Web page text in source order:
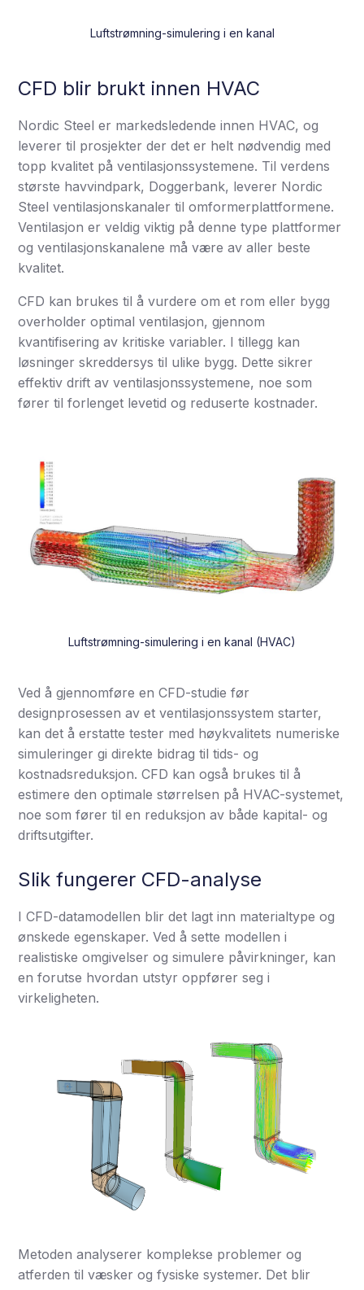
Luftstrømning-simulering i en kanal
CFD blir brukt innen HVAC
Nordic Steel er markedsledende innen HVAC, og
leverer til prosjekter der det er helt nødvendig med
topp kvalitet på ventilasjonssystemene. Til verdens
største havvindpark, Doggerbank, leverer Nordic
Steel ventilasjonskanaler til omformerplattformene.
Ventilasjon er veldig viktig på denne type plattformer
og ventilasjonskanalene må være av aller beste
kvalitet.
CFD kan brukes til å vurdere om et rom eller bygg
overholder optimal ventilasjon, gjennom
kvantifisering av kritiske variabler. I tillegg kan
løsninger skreddersys til ulike bygg. Dette sikrer
effektiv drift av ventilasjonssystemene, noe som
fører til forlenget levetid og reduserte kostnader.
Luftstrømning-simulering i en kanal (HVAC)
Ved å gjennomføre en CFD-studie før
designprosessen av et ventilasjonssystem starter,
kan det å erstatte tester med høykvalitets numeriske
simuleringer gi direkte bidrag til tids- og
kostnadsreduksjon. CFD kan også brukes til å
estimere den optimale størrelsen på HVAC-systemet,
noe som fører til en reduksjon av både kapital- og
driftsutgifter.
Slik fungerer CFD-analyse
I CFD-datamodellen blir det lagt inn materialtype og
ønskede egenskaper. Ved å sette modellen i
realistiske omgivelser og simulere påvirkninger, kan
en forutse hvordan utstyr oppfører seg i
virkeligheten.
Metoden analyserer komplekse problemer og
atferden til væsker og fysiske systemer. Det blir